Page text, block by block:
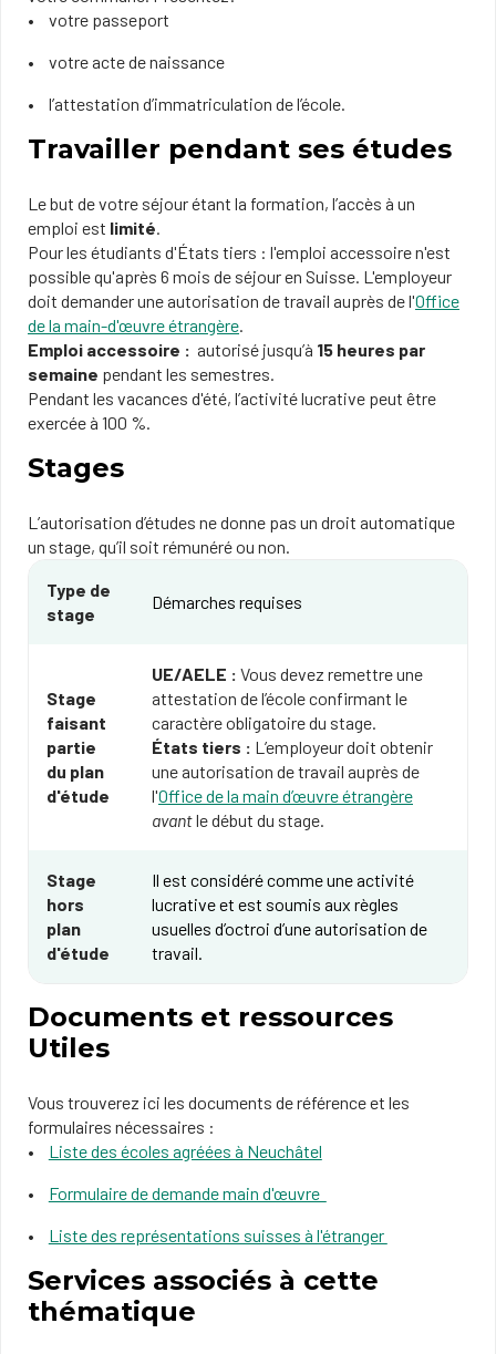
votre passeport
votre acte de naissance
l’attestation d’immatriculation de l’école.
Travailler pendant ses études
Le but de votre séjour étant la formation, l’accès à un
emploi est limité.
Pour les étudiants d'États tiers : l'emploi accessoire n'est
possible qu'après 6 mois de séjour en Suisse. L'employeur
doit demander une autorisation de travail auprès de l'Office
de la main-d'œuvre étrangère.
Emploi accessoire : autorisé jusqu’à 15 heures par
semaine pendant les semestres.
Pendant les vacances d'été, l’activité lucrative peut être
exercée à 100 %.
Stages
L’autorisation d’études ne donne pas un droit automatique
un stage, qu’il soit rémunéré ou non.
Type de
stage
Démarches requises
Stage
faisant
partie
du plan
d'étude
UE/AELE : Vous devez remettre une
attestation de l’école confirmant le
caractère obligatoire du stage.
États tiers : L’employeur doit obtenir
une autorisation de travail auprès de
l'Office de la main d’œuvre étrangère
avantle début du stage.
Stage
hors
plan
d'étude
Il est considéré comme une activité
lucrative et est soumis aux règles
usuelles d’octroi d’une autorisation de
travail.
Documents et ressources
Utiles
Vous trouverez ici les documents de référence et les
formulaires nécessaires :
Liste des écoles agréées à Neuchâtel
Formulaire de demande main d'œuvre
Liste des représentations suisses à l'étranger
Services associés à cette
thématique